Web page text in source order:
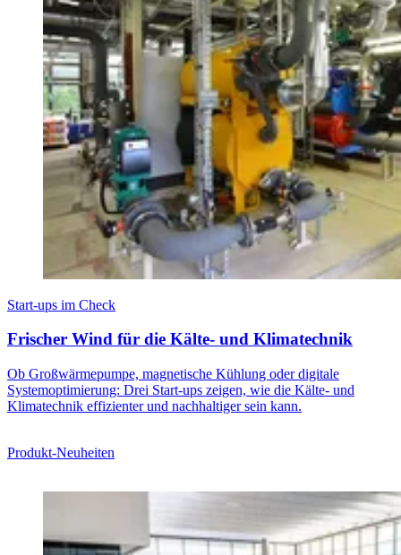
Start-ups im Check
Frischer Wind für die Kälte- und Klimatechnik
Ob Großwärmepumpe, magnetische Kühlung oder digitale
Systemoptimierung: Drei Start-ups zeigen, wie die Kälte- und
Klimatechnik effizienter und nachhaltiger sein kann.
Produkt-Neuheiten